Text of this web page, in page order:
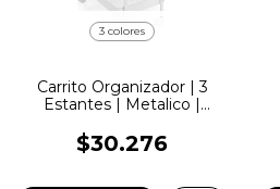
3 colores
Carrito Organizador | 3
Estantes | Metalico |
$30.276